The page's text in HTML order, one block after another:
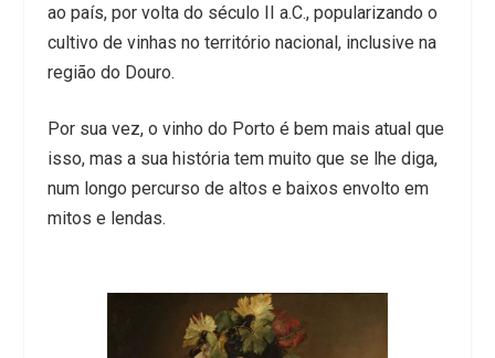
ao país, por volta do século II a.C., popularizando o
cultivo de vinhas no território nacional, inclusive na
região do Douro.
Por sua vez, o vinho do Porto é bem mais atual que
isso, mas a sua história tem muito que se lhe diga,
num longo percurso de altos e baixos envolto em
mitos e lendas.